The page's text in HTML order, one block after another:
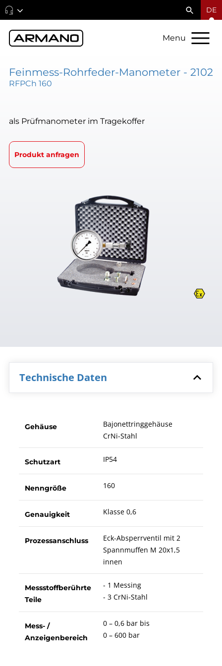
DE
Menu
Feinmess-Rohrfeder-Manometer - 2102
RFPCh 160
als Prüfmanometer im Tragekoffer
Produkt anfragen
Technische Daten
Gehäuse
Bajonettringgehäuse
CrNi-Stahl
Schutzart IP54
Nenngröße 160
Genauigkeit Klasse 0,6
Prozessanschluss
Eck-Absperrventil mit 2
Spannmuffen M 20x1,5
innen
Messstoffberührte
Teile
- 1 Messing
- 3 CrNi-Stahl
Mess- /
Anzeigenbereich
0 – 0,6 bar bis
0 – 600 bar